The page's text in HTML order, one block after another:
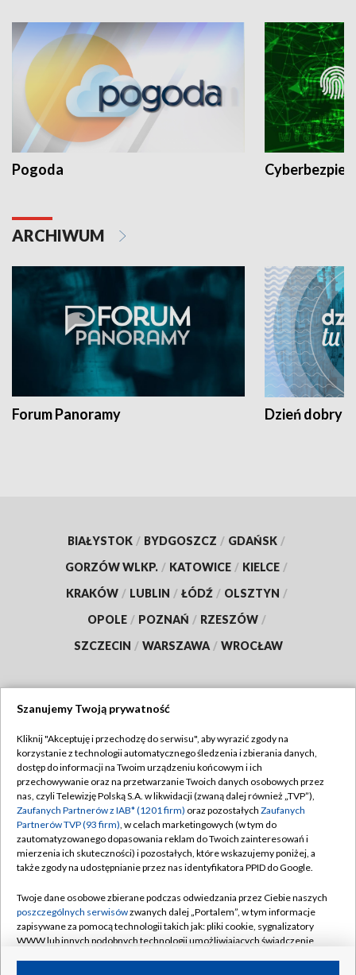
Pogoda
ARCHIWUM
Forum Panoramy Dzień dobry
BIAŁYSTOK / BYDGOSZCZ / GDAŃSK /
GORZÓW WLKP. / KATOWICE / KIELCE /
KRAKÓW / LUBLIN / ŁÓDŹ / OLSZTYN /
OPOLE / POZNAŃ / RZESZÓW /
SZCZECIN / WARSZAWA / WROCŁAW
TVP
Abonament TVP
Emisja w TVP
Centrum informacji TVP
Naziemna Telewizja Cyfrowa
Rada Programowa
System NOS
Informacje o nadawcy
Regulamin TVP
Polityka prywatności
Moje zgody
Pomoc
Kontakt
Kanały
Szanujemy Twoją prywatność
Kliknij "Akceptuję i przechodzę do serwisu", aby wyrazić zgody na
korzystanie z technologii automatycznego śledzenia i zbierania danych,
dostęp do informacji na Twoim urządzeniu końcowym i ich
przechowywanie oraz na przetwarzanie Twoich danych osobowych przez
nas, czyli Telewizję Polską S.A. w likwidacji (zwaną dalej również „TVP”),
Zaufanych Partnerów z IAB* (1201 firm) oraz pozostałych Zaufanych
Partnerów TVP (93 firm), w celach marketingowych (w tym do
zautomatyzowanego dopasowania reklam do Twoich zainteresowań i
mierzenia ich skuteczności) i pozostałych, które wskazujemy poniżej, a
także zgody na udostępnianie przez nas identyfikatora PPID do Google.
Twoje dane osobowe zbierane podczas odwiedzania przez Ciebie naszych
poszczególnych serwisówzwanych dalej „Portalem”, w tym informacje
zapisywane za pomocą technologii takich jak: pliki cookie, sygnalizatory
WWW lub innych podobnych technologii umożliwiających świadczenie